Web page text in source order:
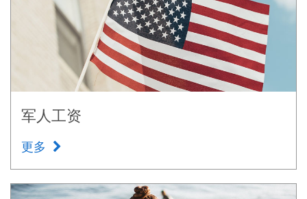
军人工资
更多